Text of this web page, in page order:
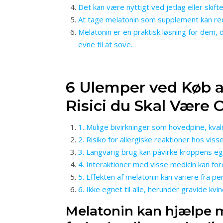
Det kan være nyttigt ved jetlag eller
At tage melatonin som supplement kan
Melatonin er en praktisk løsning for
evne til at sove.
6 Ulemper ved Køb
Risici du Skal Være
1. Mulige bivirkninger som hovedpine,
2. Risiko for allergiske reaktioner hos
3. Langvarig brug kan påvirke kroppens
4. Interaktioner med visse medicin kan
5. Effekten af melatonin kan variere fra
6. Ikke egnet til alle, herunder gravide
Melatonin kan hjælpe